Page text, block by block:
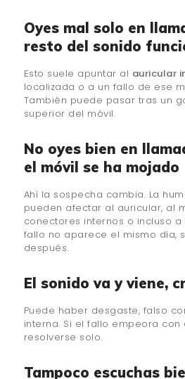
Oyes mal solo en
resto del sonido
Esto suele apuntar al auricular
localizada o a un fallo de ese
También puede pasar tras un
superior del móvil.
No oyes bien en
el móvil se ha mojado
Ahí la sospecha cambia. La
pueden afectar al auricular, al
conectores internos o incluso a
fallo no aparece el mismo día,
después.
El sonido va y viene,
Puede haber desgaste, falso
interna. Si el fallo empeora con
resolverse solo.
Tampoco escuchas